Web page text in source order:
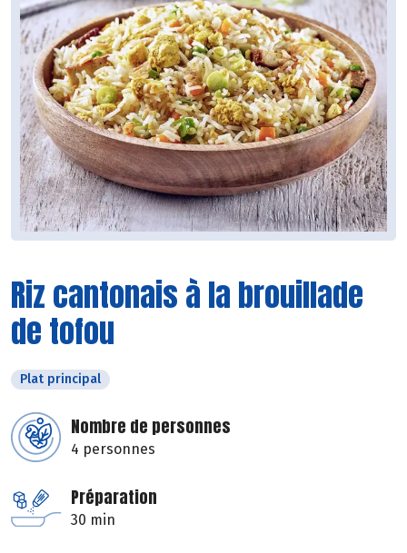
Riz cantonais à la brouillade
de tofou
Plat principal
Nombre de personnes
4 personnes
Préparation
30 min